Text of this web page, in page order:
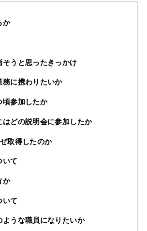
か
うと思ったきっかけ
務に携わりたいか
頃参加したか
はどの説明会に参加したか
取得したのか
いて
か
いて
ような職員になりたいか